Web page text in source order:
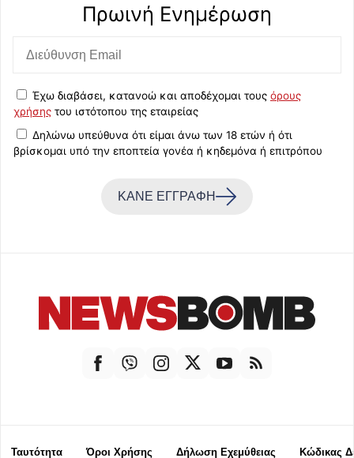
Πρωινή Eνημέρωση
Έχω διαβάσει, κατανοώ και αποδέχομαι τους όρους
χρήσης του ιστότοπου της εταιρείας
Δηλώνω υπεύθυνα ότι είμαι άνω των 18 ετών ή ότι
βρίσκομαι υπό την εποπτεία γονέα ή κηδεμόνα ή επιτρόπου
ΚΑΝΕ ΕΓΓΡΑΦΗ
Ταυτότητα Όροι Χρήσης Δήλωση Εχεμύθειας Κώδικας